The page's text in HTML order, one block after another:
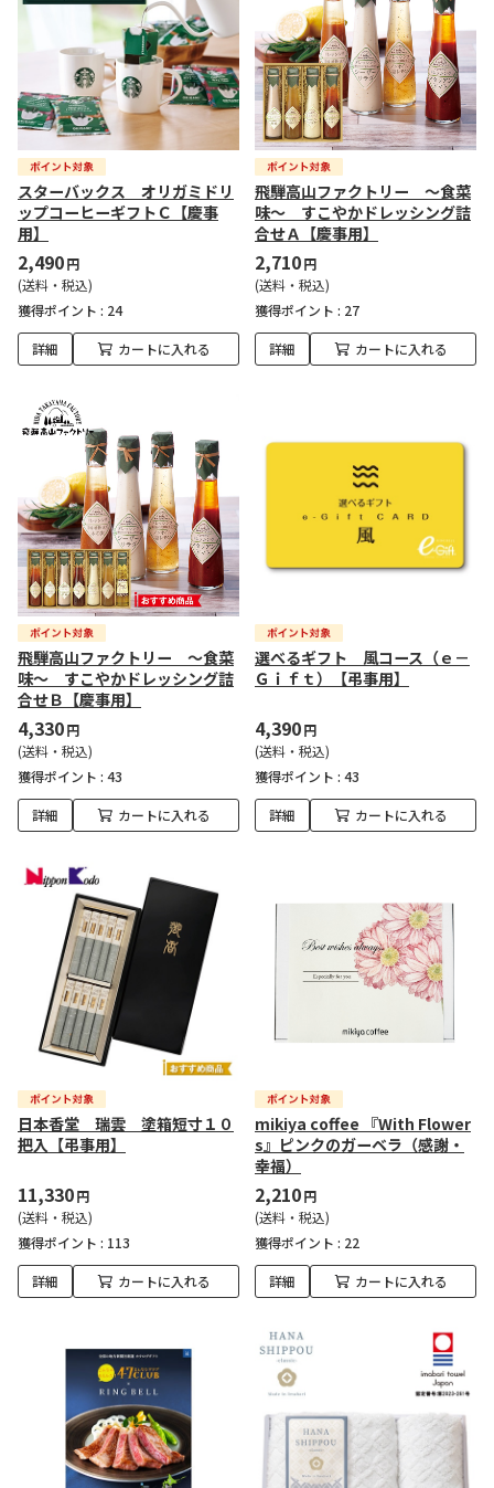
スターバックス オリガミドリ
ップコーヒーギフトＣ【慶事
用】
2,490円
(送料・税込)
獲得ポイント : 24
詳細 カートに入れる
飛騨高山ファクトリー ～食菜
味～ すこやかドレッシング詰
合せＡ【慶事用】
2,710円
(送料・税込)
獲得ポイント : 27
詳細 カートに入れる
飛騨高山ファクトリー ～食菜
味～ すこやかドレッシング詰
合せＢ【慶事用】
4,330円
(送料・税込)
獲得ポイント : 43
詳細 カートに入れる
選べるギフト 風コース（ｅ－
Ｇｉｆｔ）【弔事用】
4,390円
(送料・税込)
獲得ポイント : 43
詳細 カートに入れる
日本香堂 瑞雲 塗箱短寸１０
把入【弔事用】
11,330円
(送料・税込)
獲得ポイント : 113
詳細 カートに入れる
mikiya coffee 『With Flower
s』ピンクのガーベラ（感謝・
幸福）
2,210円
(送料・税込)
獲得ポイント : 22
詳細 カートに入れる